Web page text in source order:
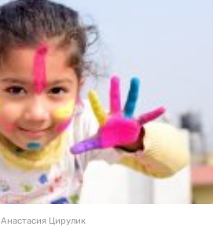
Анастасия Цирулик